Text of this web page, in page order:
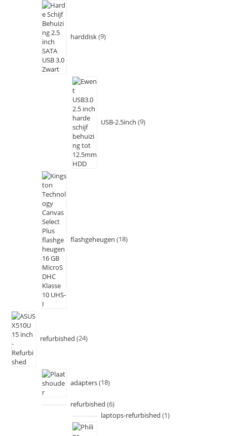
harddisk 9
USB-2.5inch 9
flashgeheugen 18
refurbished 24
adapters 18
refurbished 6
laptops-refurbished 1